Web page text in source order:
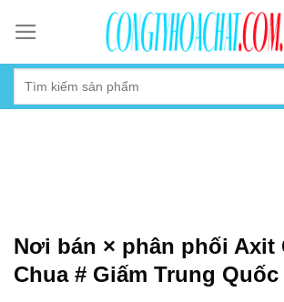
content
Nơi bán × phân phối Axit
Chua # Giấm Trung